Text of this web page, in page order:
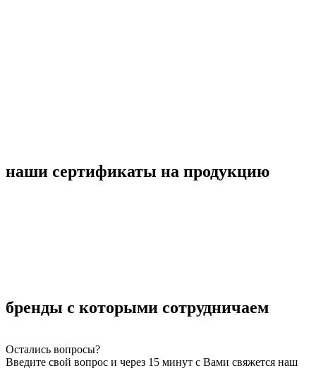
наши сертификаты на продукцию
бренды с которыми сотрудничаем
Остались вопросы?
Введите свой вопрос и через 15 минут с Вами свяжется наш